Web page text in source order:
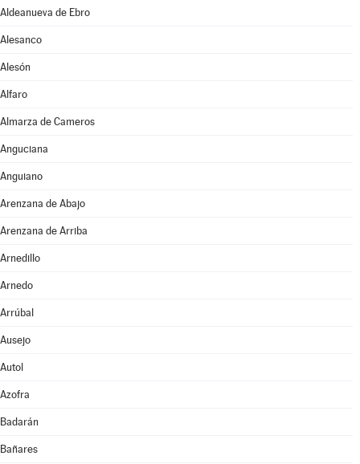
Aldeanueva de Ebro
Alesanco
Alesón
Alfaro
Almarza de Cameros
Anguciana
Anguiano
Arenzana de Abajo
Arenzana de Arriba
Arnedillo
Arnedo
Arrúbal
Ausejo
Autol
Azofra
Badarán
Bañares